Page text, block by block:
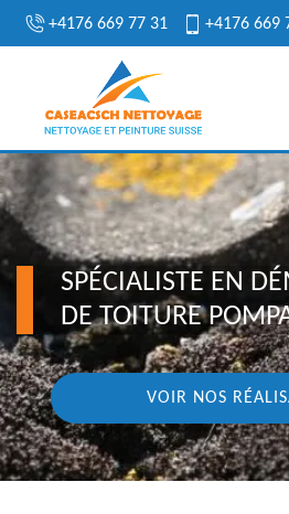
+4176 669 77 31 +4176 669
SPÉCIALISTE EN
DE TOITURE
VOIR NOS